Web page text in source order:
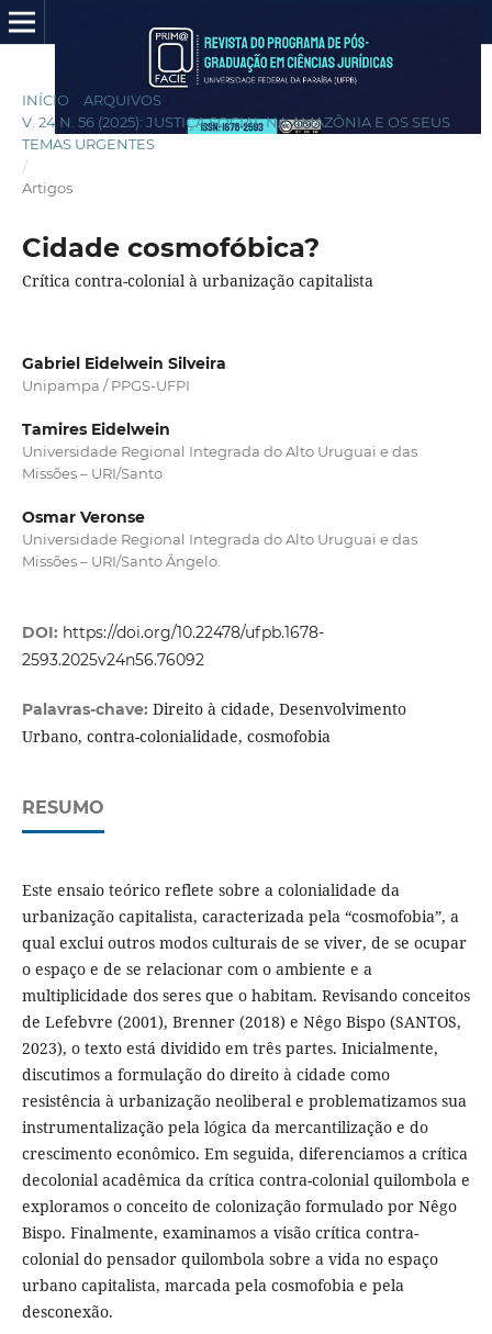
INÍCIO ARQUIVOS
V. 24 N. 56 (2025): JUSTIÇA SOCIAL NA AMAZÔNIA E OS SEUS
TEMAS URGENTES
/
Artigos
Cidade cosmofóbica?
Crítica contra-colonial à urbanização capitalista
Gabriel Eidelwein Silveira
Unipampa / PPGS-UFPI
Tamires Eidelwein
Universidade Regional Integrada do Alto Uruguai e das
Missões – URI/Santo
Osmar Veronse
Universidade Regional Integrada do Alto Uruguai e das
Missões – URI/Santo Ângelo.
DOI: https://doi.org/10.22478/ufpb.1678-
2593.2025v24n56.76092
Palavras-chave: Direito à cidade, Desenvolvimento
Urbano, contra-colonialidade, cosmofobia
RESUMO
Este ensaio teórico reflete sobre a colonialidade da
urbanização capitalista, caracterizada pela “cosmofobia”, a
qual exclui outros modos culturais de se viver, de se ocupar
o espaço e de se relacionar com o ambiente e a
multiplicidade dos seres que o habitam. Revisando conceitos
de Lefebvre (2001), Brenner (2018) e Nêgo Bispo (SANTOS,
2023), o texto está dividido em três partes. Inicialmente,
discutimos a formulação do direito à cidade como
resistência à urbanização neoliberal e problematizamos sua
instrumentalização pela lógica da mercantilização e do
crescimento econômico. Em seguida, diferenciamos a crítica
decolonial acadêmica da crítica contra-colonial quilombola e
exploramos o conceito de colonização formulado por Nêgo
Bispo. Finalmente, examinamos a visão crítica contra-
colonial do pensador quilombola sobre a vida no espaço
urbano capitalista, marcada pela cosmofobia e pela
desconexão.